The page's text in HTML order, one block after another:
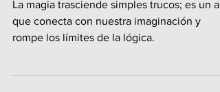
La magia trasciende simples trucos; es un
que conecta con nuestra imaginación y